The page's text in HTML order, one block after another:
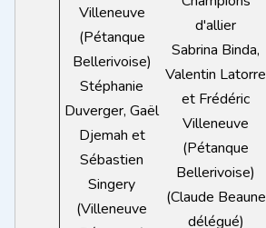
Villeneuve
(Pétanque
Bellerivoise)
Stéphanie
Duverger, Gaël
Djemah et
Sébastien
Singery
(Villeneuve
d'allier
Sabrina Binda,
Valentin Latorre
et Frédéric
Villeneuve
(Pétanque
Bellerivoise)
(Claude Beaune
délégué)